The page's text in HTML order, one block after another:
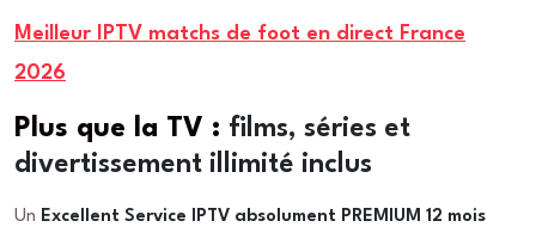
Meilleur IPTV matchs de foot en direct France
2026
Plus que la TV : films, séries et
divertissement illimité inclus
Un Excellent Service IPTV absolument PREMIUM 12 mois